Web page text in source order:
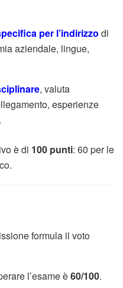
per l’indirizzo di
aziendale, lingue,
, valuta
esperienze
è di 100 punti: 60 per le
formula il voto
l’esame è60/100.